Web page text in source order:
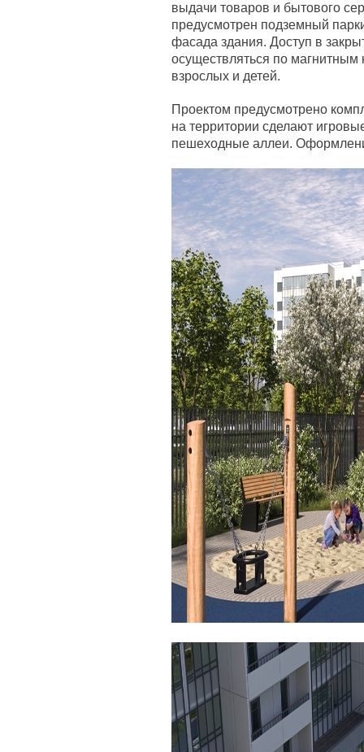
выдачи товаров и бытового
предусмотрен подземный
фасада здания. Доступ в
осуществляться по магнитным
взрослых и детей.
Проектом предусмотрено
на территории сделают
пешеходные аллеи.